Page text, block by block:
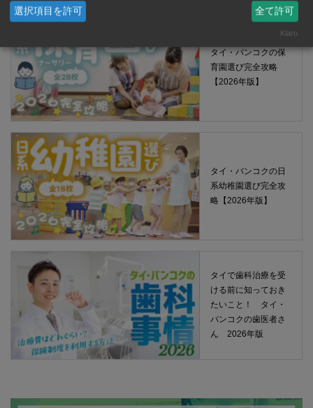
タイ・バンコクの保
育園選び完全攻略
【2026年版】
タイ・バンコクの日
系幼稚園選び完全攻
略【2026年版】
タイで歯科治療を受
ける前に知っておき
たいこと！ タイ・
バンコクの歯医者さ
ん 2026年版
選択項目を許可 全て許可
Klaro